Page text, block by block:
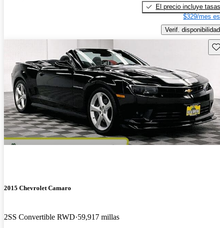
El precio incluye tasas
$329/mes
Verif. disponibilidad
2015 Chevrolet Camaro
2SS Convertible RWD 59,917 millas